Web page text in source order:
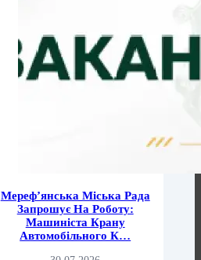
Мереф’янська Міська Рада
Запрошує На Роботу:
Машиніста Крану
Автомобільного К…